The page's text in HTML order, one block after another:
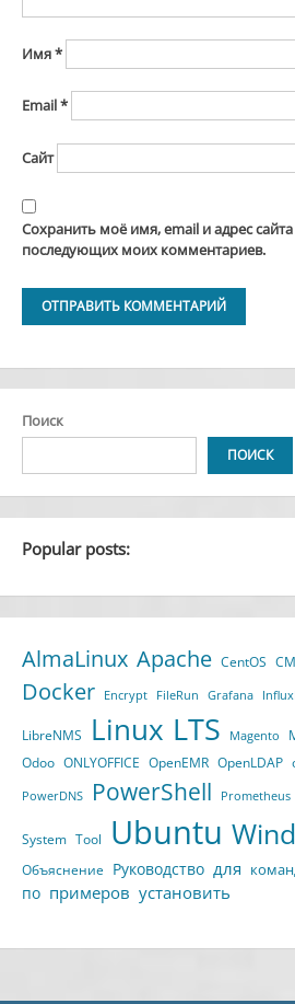
Имя*
Email*
Сайт
Сохранить моё имя, email и адрес
последующих моих комментариев.
Поиск
ПОИСК
Popular posts:
AlmaLinux Apache CentOS
Docker Encrypt FileRun Grafana
LibreNMS Linux LTS Magento
Odoo ONLYOFFICE OpenEMR OpenLDAP
PowerDNS PowerShell Prometheus
System Tool Ubuntu
Объяснение Руководство для
по примеров установить